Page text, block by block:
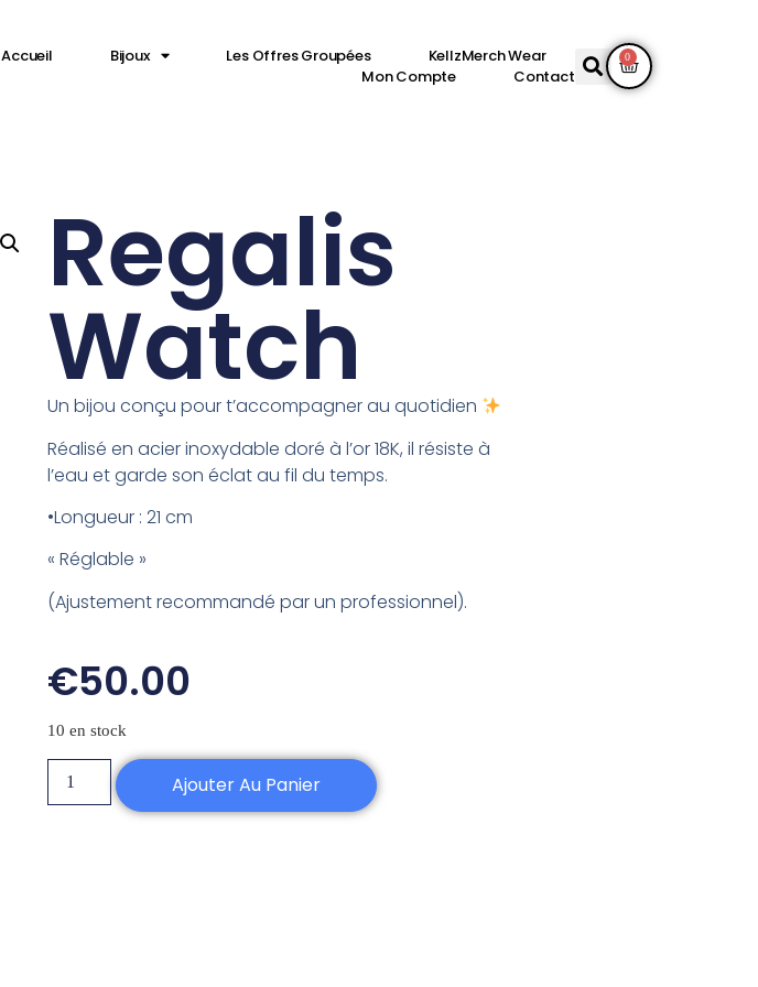
⁠Accueil Bijoux Les Offres Groupées
KellzMerch Wear
Mon Compte
Contact
0
Regalis
Watch
Un bijou conçu pour t’accompagner au quotidien
Réalisé en acier inoxydable doré à l’or 18K, il résiste à
l’eau et garde son éclat au fil du temps.
•Longueur : 21 cm
« Réglable »
(Ajustement recommandé par un professionnel).
€50.00
10 en stock
Ajouter Au Panier